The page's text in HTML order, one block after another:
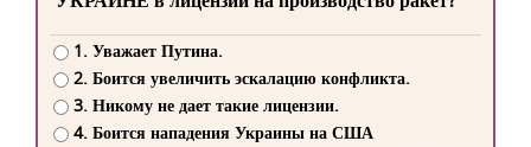
1. Уважает Путина.
2. Боится увеличить эскалацию конфликта.
3. Никому не дает такие лицензии.
4. Боится нападения Украины на США